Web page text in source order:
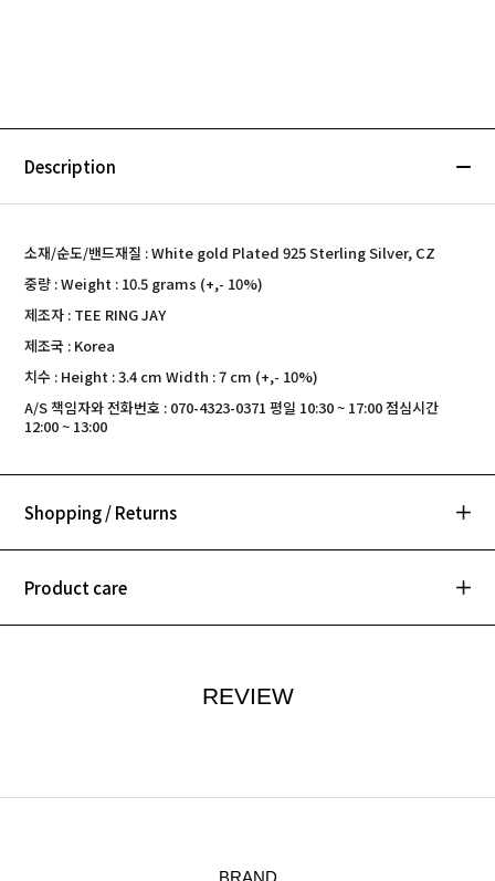
Description
소재/순도/밴드재질 : White gold Plated 925 Sterling Silver, CZ
중량 : Weight : 10.5 grams (+,- 10%)
제조자 : TEE RING JAY
제조국 : Korea
치수 : Height : 3.4 cm Width : 7 cm (+,- 10%)
A/S 책임자와 전화번호 : 070-4323-0371 평일 10:30 ~ 17:00 점심시간
12:00 ~ 13:00
Shopping / Returns
Product care
REVIEW